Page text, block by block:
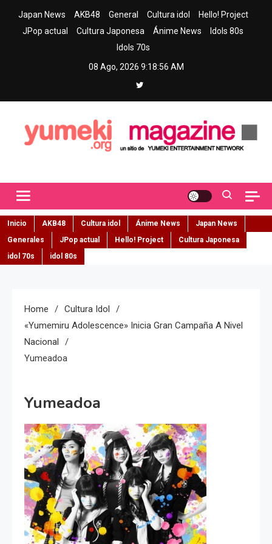
Japan News AKB48 General Cultura idol
Hello! Project
JPop actual
Cultura Japonesa Ánime News
Idols 80s
Idols 70s
08 Ago, 2026 9:18:57 AM
Inicio AKB48 Cultura idol Ánime News
Japan News
Generales
JPop actual Hello! Project
Cultura Japonesa
idol 70s
idol 80s
Home
Cultura Idol
«Yumemiru Adolescence» Inicia Gran Campaña A Nivel
Nacional
Yumeadoa
Yumeadoa